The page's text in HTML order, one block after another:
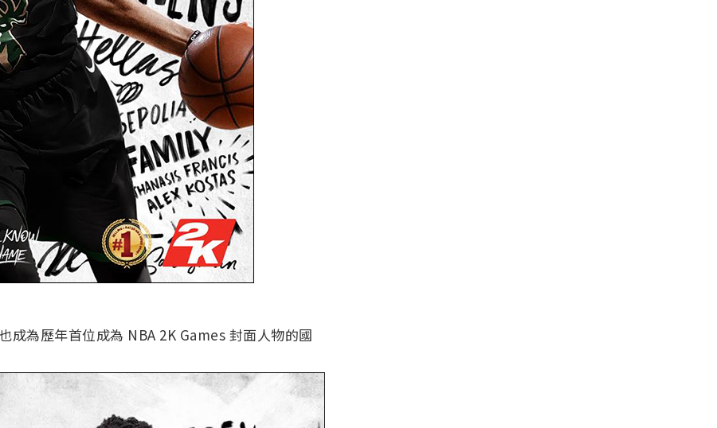
為歷年首位成為 NBA 2K Games 封面人物的國